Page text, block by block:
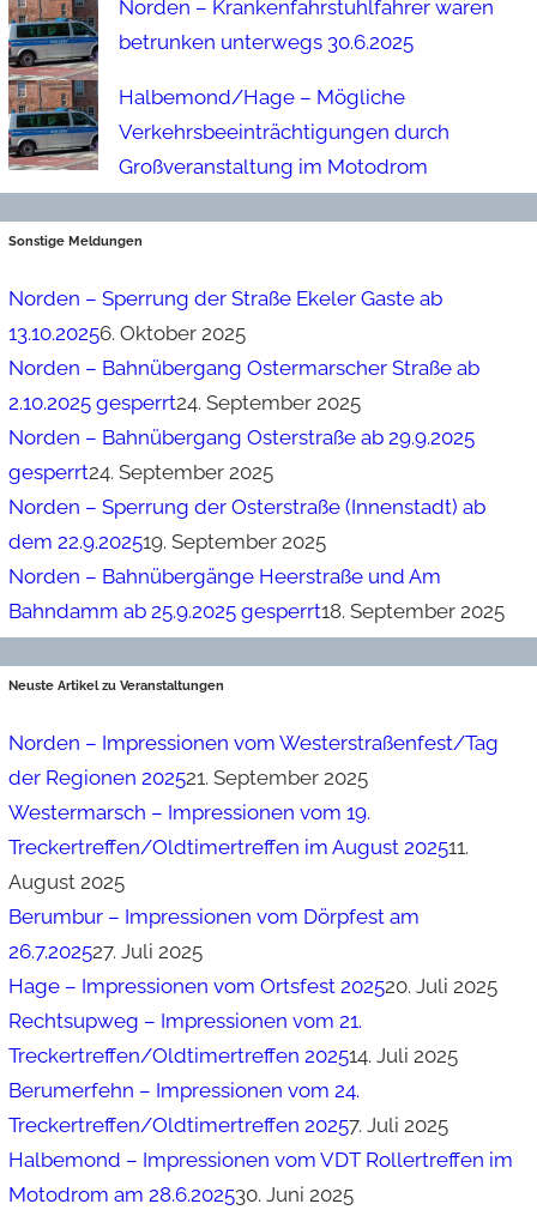
Norden – Krankenfahrstuhlfahrer waren
betrunken unterwegs 30.6.2025
Halbemond/Hage – Mögliche
Verkehrsbeeinträchtigungen durch
Großveranstaltung im Motodrom
Sonstige Meldungen
Norden – Sperrung der Straße Ekeler Gaste ab
13.10.20256. Oktober 2025
Norden – Bahnübergang Ostermarscher Straße ab
2.10.2025 gesperrt24. September 2025
Norden – Bahnübergang Osterstraße ab 29.9.2025
gesperrt24. September 2025
Norden – Sperrung der Osterstraße (Innenstadt) ab
dem 22.9.202519. September 2025
Norden – Bahnübergänge Heerstraße und Am
Bahndamm ab 25.9.2025 gesperrt18. September 2025
Neuste Artikel zu Veranstaltungen
Norden – Impressionen vom Westerstraßenfest/Tag
der Regionen 202521. September 2025
Westermarsch – Impressionen vom 19.
Treckertreffen/Oldtimertreffen im August 202511.
August 2025
Berumbur – Impressionen vom Dörpfest am
26.7.202527. Juli 2025
Hage – Impressionen vom Ortsfest 202520. Juli 2025
Rechtsupweg – Impressionen vom 21.
Treckertreffen/Oldtimertreffen 202514. Juli 2025
Berumerfehn – Impressionen vom 24.
Treckertreffen/Oldtimertreffen 20257. Juli 2025
Halbemond – Impressionen vom VDT Rollertreffen im
Motodrom am 28.6.202530. Juni 2025